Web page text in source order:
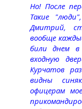
Но! После
Такие
Дмитрий,
вообще
били днем в
входную
Курчатов
видны
офицерам